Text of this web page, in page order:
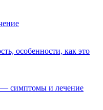
особенности, как это
симптомы и лечение